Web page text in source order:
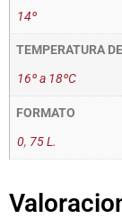
14º
TEMPERATURA
16º a 18ºC
FORMATO
0, 75 L.